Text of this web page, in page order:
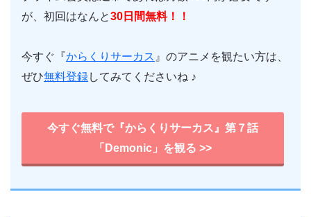
が、初回はなんと30日間無料！！
今すぐ『からくりサーカス 』のアニメを観たい方は、
ぜひ無料登録してみてくださいね ♪
今すぐ無料で『からくりサーカス』第７話
「Demonic」を観る >>